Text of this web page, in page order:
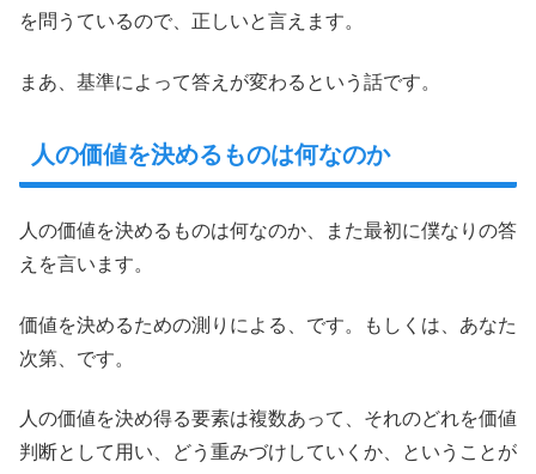
を問うているので、正しいと言えます。
まあ、基準によって答えが変わるという話です。
人の価値を決めるものは何なのか
人の価値を決めるものは何なのか、また最初に僕なりの答
えを言います。
価値を決めるための測りによる、です。もしくは、あなた
次第、です。
人の価値を決め得る要素は複数あって、それのどれを価値
判断として用い、どう重みづけしていくか、ということが